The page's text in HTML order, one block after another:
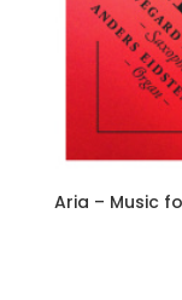
Aria – Music